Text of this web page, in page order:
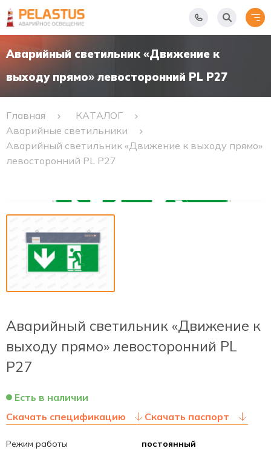
Аварийный светильник «Движение к
выходу прямо» левосторонний PL P27
Главная
КАТАЛОГ
Аварийные светильники
Аварийный светильник «Движение к выходу прямо»
левосторонний PL P27
Аварийный светильник «Движение к
выходу прямо» левосторонний PL
P27
Есть в наличии
Скачать спецификацию
Скачать паспорт
Режим работы постоянный